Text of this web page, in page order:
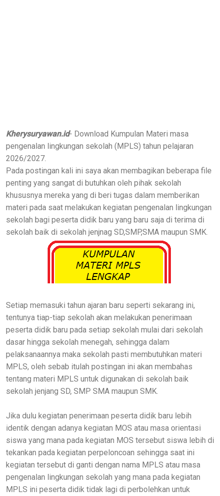
Kherysuryawan.id- Download Kumpulan Materi masa
pengenalan lingkungan sekolah (MPLS) tahun pelajaran
2026/2027.
Pada postingan kali ini saya akan membagikan beberapa file
penting yang sangat di butuhkan oleh pihak sekolah
khususnya mereka yang di beri tugas dalam memberikan
materi pada saat melakukan kegiatan pengenalan lingkungan
sekolah bagi peserta didik baru yang baru saja di terima di
sekolah baik di sekolah jenjnag SD,SMP,SMA maupun SMK.
Setiap memasuki tahun ajaran baru seperti sekarang ini,
tentunya tiap-tiap sekolah akan melakukan penerimaan
peserta didik baru pada setiap sekolah mulai dari sekolah
dasar hingga sekolah menegah, sehingga dalam
pelaksanaannya maka sekolah pasti membutuhkan materi
MPLS, oleh sebab itulah postingan ini akan membahas
tentang materi MPLS untuk digunakan di sekolah baik
sekolah jenjang SD, SMP SMA maupun SMK.
Jika dulu kegiatan penerimaan peserta didik baru lebih
identik dengan adanya kegiatan MOS atau masa orientasi
siswa yang mana pada kegiatan MOS tersebut siswa lebih di
tekankan pada kegiatan perpeloncoan sehingga saat ini
kegiatan tersebut di ganti dengan nama MPLS atau masa
pengenalan lingkungan sekolah yang mana pada kegiatan
MPLS ini peserta didik tidak lagi di perbolehkan untuk